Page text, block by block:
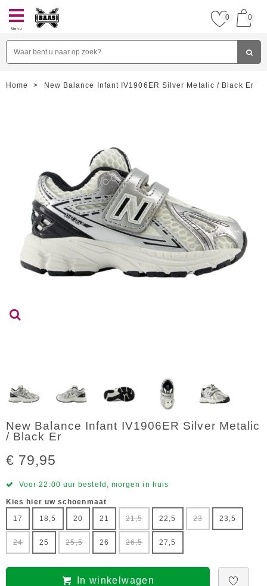
Menu
0 0
Home > New Balance Infant IV1906ER Silver Metalic / Black Er
New Balance Infant IV1906ER Silver Metalic
/ Black Er
€ 79,95
Voor 22:00 uur besteld, morgen in huis
Kies hier uw schoenmaat
17
18,5 20 21 21,5 22,5 23 23,5
24 25 25,5 26 26,5 27,5
In winkelwagen